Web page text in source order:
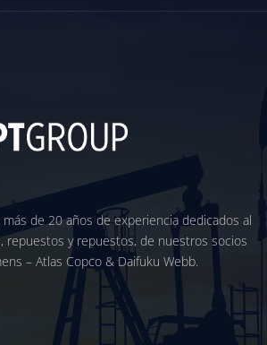
de 20 años de experiencia dedicados al
repuestos y repuestos, de nuestros socios
– Atlas Copco & Daifuku Webb.